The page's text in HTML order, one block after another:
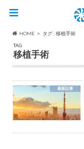
HOME
タグ : 移植手術
TAG
移植手術
最新記事